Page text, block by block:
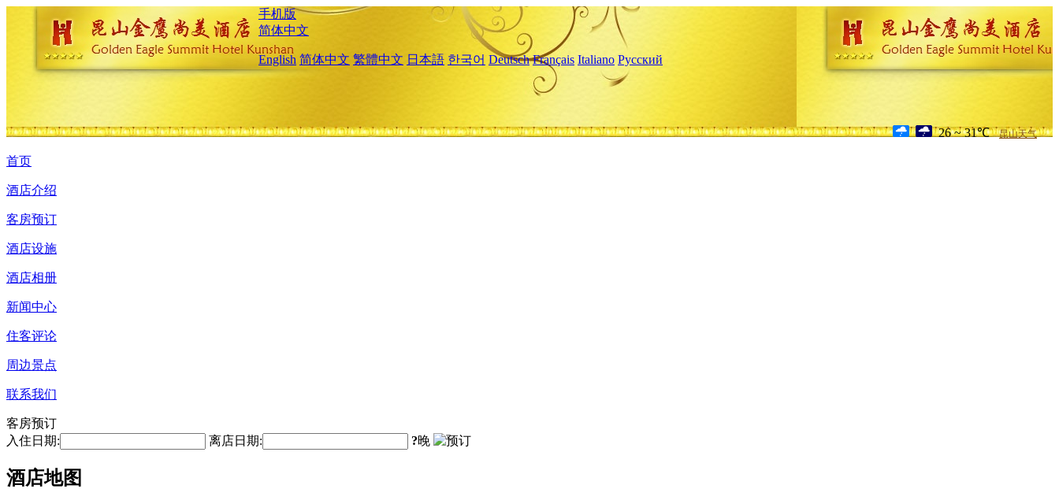
手机版
简体中文
English 简体中文 繁體中文 日本語 한국어 Deutsch Français Italiano Русский
26 ~ 31℃ 昆山天气
首页
酒店介绍
客房预订
酒店设施
酒店相册
新闻中心
住客评论
周边景点
联系我们
客房预订
入住日期:
离店日期: ?晚
酒店地图